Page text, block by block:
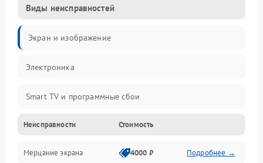
Виды неисправностей
Экран и изображение
Электроника
Smart TV и программные сбои
Питание и запуск
Подсветка и LED-модули
Неисправности Стоимость
Мерцание экрана 4000 ₽ Подробнее →